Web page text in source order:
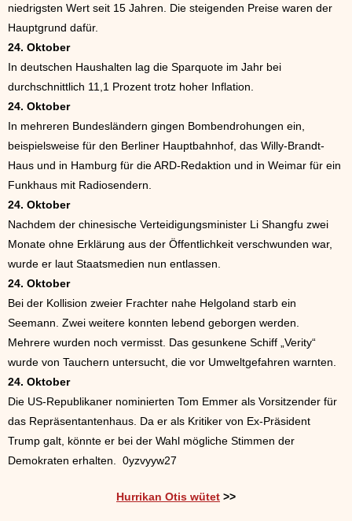
niedrigsten Wert seit 15 Jahren. Die steigenden Preise waren der
Hauptgrund dafür.
24. Oktober
In deutschen Haushalten lag die Sparquote im Jahr bei
durchschnittlich 11,1 Prozent trotz hoher Inflation.
24. Oktober
In mehreren Bundesländern gingen Bombendrohungen ein,
beispielsweise für den Berliner Hauptbahnhof, das Willy-Brandt-
Haus und in Hamburg für die ARD-Redaktion und in Weimar für ein
Funkhaus mit Radiosendern.
24. Oktober
Nachdem der chinesische Verteidigungsminister Li Shangfu zwei
Monate ohne Erklärung aus der Öffentlichkeit verschwunden war,
wurde er laut Staatsmedien nun entlassen.
24. Oktober
Bei der Kollision zweier Frachter nahe Helgoland starb ein
Seemann. Zwei weitere konnten lebend geborgen werden.
Mehrere wurden noch vermisst. Das gesunkene Schiff „Verity“
wurde von Tauchern untersucht, die vor Umweltgefahren warnten.
24. Oktober
Die US-Republikaner nominierten Tom Emmer als Vorsitzender für
das Repräsentantenhaus. Da er als Kritiker von Ex-Präsident
Trump galt, könnte er bei der Wahl mögliche Stimmen der
Demokraten erhalten. 0yzvyyw27
Hurrikan Otis wütet >>